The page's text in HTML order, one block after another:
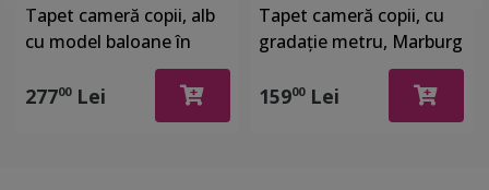
Tapet cameră copii, alb
cu model baloane în
zbor, Marburg Little
Adventures 45865
27700Lei
Tapet cameră copii, cu
gradaţie metru, Marburg
Little Adventures 45874,
rolă de 53x270 cm
15900Lei